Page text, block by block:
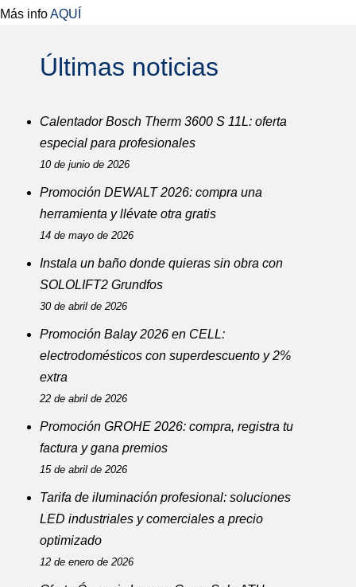
Más infoAQUÍ
Últimas noticias
Calentador Bosch Therm 3600 S 11L: oferta
especial para profesionales
10 de junio de 2026
Promoción DEWALT 2026: compra una
herramienta y llévate otra gratis
14 de mayo de 2026
Instala un baño donde quieras sin obra con
SOLOLIFT2 Grundfos
30 de abril de 2026
Promoción Balay 2026 en CELL:
electrodomésticos con superdescuento y 2%
extra
22 de abril de 2026
Promoción GROHE 2026: compra, registra tu
factura y gana premios
15 de abril de 2026
Tarifa de iluminación profesional: soluciones
LED industriales y comerciales a precio
optimizado
12 de enero de 2026